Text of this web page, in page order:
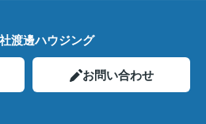
渡邊ハウジング
お問い合わせ